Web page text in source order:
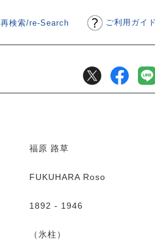
ご利用ガイド
再検索/re-Search
福原 路草
FUKUHARA Roso
1892 - 1946
（氷柱）